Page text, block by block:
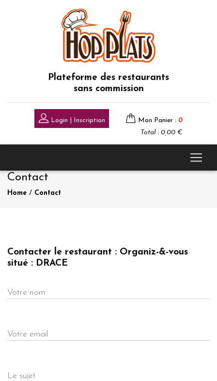
Plateforme des restaurants
sans commission
Login | Inscription Mon Panier : 0
Total : 0,00 €
Contact
Home / Contact
Contacter le restaurant : Organiz-&-vous
situé : DRACE
Votre nom
Votre email
Le sujet